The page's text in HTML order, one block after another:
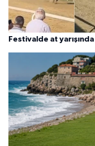
Festivalde at